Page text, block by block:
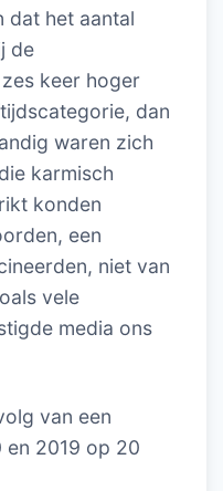
dat het aantal
de
keer hoger
dan
waren zich
karmisch
konden
een
niet van
vele
media ons
van een
en 2019 op 20